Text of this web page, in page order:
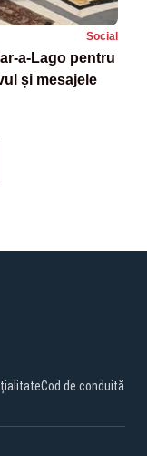
Social
a-Lago pentru
și mesajele
Cod de conduită